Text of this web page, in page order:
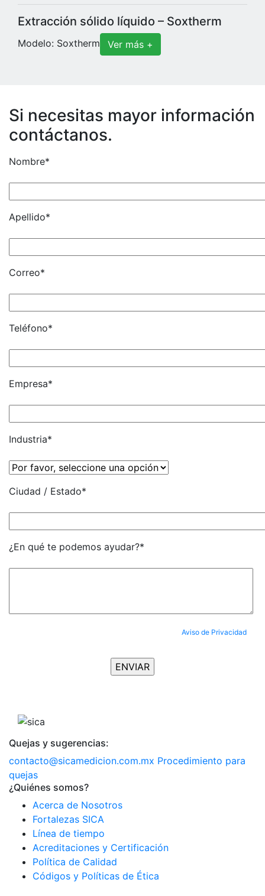
Extracción sólido líquido – Soxtherm
Modelo: Soxtherm Ver más +
Si necesitas mayor información
contáctanos.
Nombre*
Apellido*
Correo*
Teléfono*
Empresa*
Industria*
Ciudad / Estado*
¿En qué te podemos ayudar?*
Aviso de Privacidad
Quejas y sugerencias:
contacto@sicamedicion.com.mx Procedimiento para
quejas
¿Quiénes somos?
Acerca de Nosotros
Fortalezas SICA
Línea de tiempo
Acreditaciones y Certificación
Política de Calidad
Códigos y Políticas de Ética